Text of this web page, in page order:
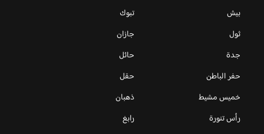
بيش
تبوك
ثول
جازان
جدة
حائل
حفر الباطن
حقل
خميس مشيط
ذهبان
رأس تنورة
رابغ